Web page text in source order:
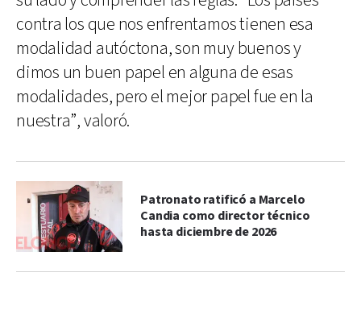
contra los que nos enfrentamos tienen esa
modalidad autóctona, son muy buenos y
dimos un buen papel en alguna de esas
modalidades, pero el mejor papel fue en la
nuestra”, valoró.
Patronato ratificó a Marcelo
Candia como director técnico
hasta diciembre de 2026